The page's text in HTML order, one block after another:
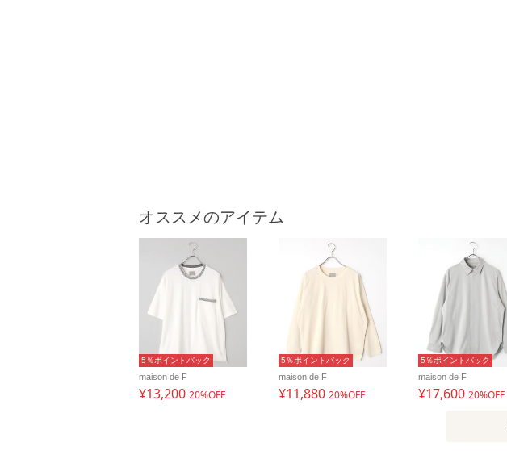
オススメのアイテム
5％ポイントバック
maison de F
¥13,200 20%OFF
5％ポイントバック
maison de F
¥11,880 20%OFF
5％ポイントバック
maison de F
¥17,600 20%OFF